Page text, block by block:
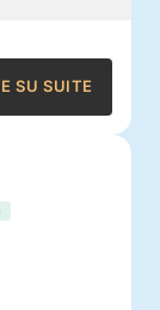
SU SUITE